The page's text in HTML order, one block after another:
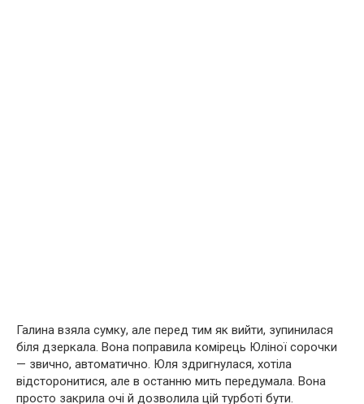
Галина взяла сумку, але перед тим як вийти, зупинилася
біля дзеркала. Вона поправила комірець Юліної сорочки
— звично, автоматично. Юля здригнулася, хотіла
відсторонитися, але в останню мить передумала. Вона
просто закрила очі й дозволила цій турботі бути.